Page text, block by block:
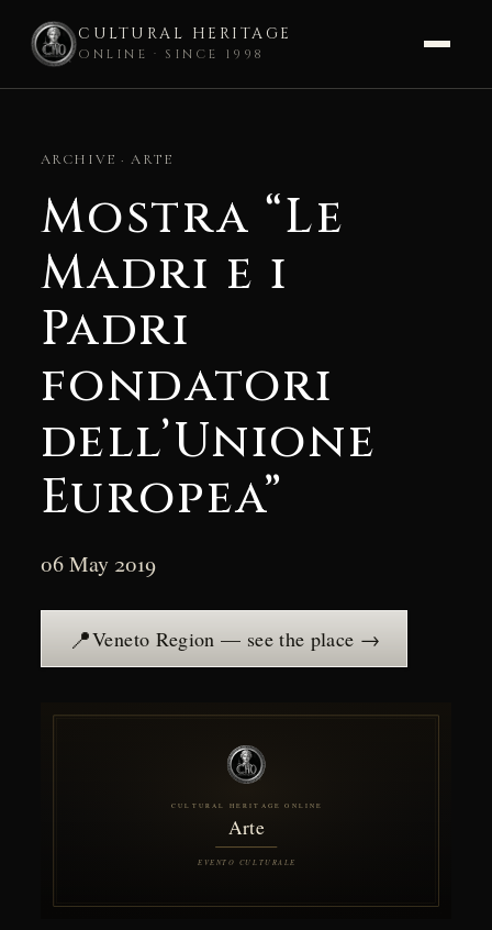
CULTURAL HERITAGE
ONLINE · SINCE 1998
contentARCHIVE · ARTE
Mostra “Le
Madri e i
Padri
fondatori
dell’Unione
Europea”
06 May 2019
📍Veneto Region — see the place →